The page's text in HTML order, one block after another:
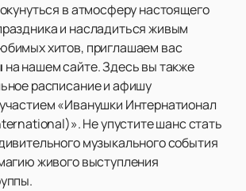
в атмосферу настоящего
и насладиться живым
хитов, приглашаем вас
на нашем сайте. Здесь вы также
расписание и афишу
«Иванушки Интернатионал
Не упустите шанс стать
музыкального события
живого выступления